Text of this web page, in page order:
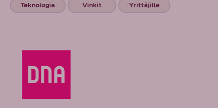
Teknologia Vinkit Yrittäjille